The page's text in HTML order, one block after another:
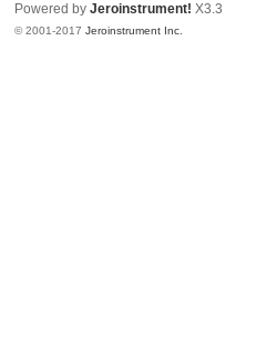
Powered byJeroinstrument! X3.3
© 2001-2017Jeroinstrument Inc.